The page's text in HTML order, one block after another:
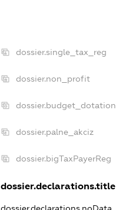
dossier.single_tax_reg
dossier.non_profit
dossier.budget_dotation
dossier.palne_akciz
dossier.bigTaxPayerReg
dossier.declarations.title